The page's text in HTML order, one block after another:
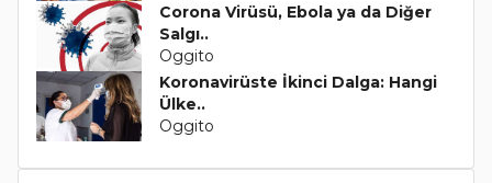
Corona Virüsü, Ebola ya da Diğer
Salgı..
Oggito
Koronavirüste İkinci Dalga: Hangi
Ülke..
Oggito